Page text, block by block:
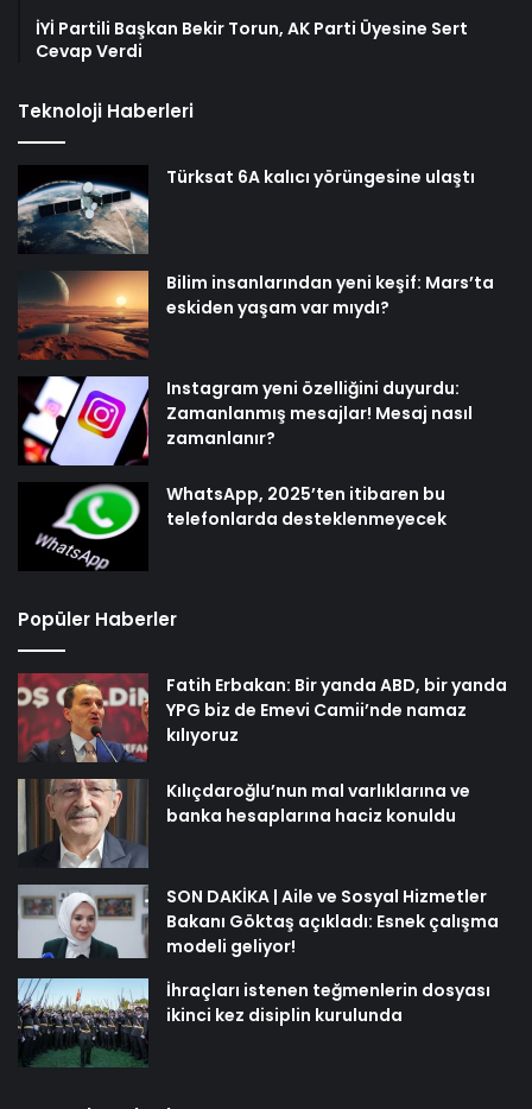
İYİ Partili Başkan Bekir Torun, AK Parti Üyesine Sert
Cevap Verdi
Teknoloji Haberleri
Türksat 6A kalıcı yörüngesine ulaştı
Bilim insanlarından yeni keşif: Mars’ta
eskiden yaşam var mıydı?
Instagram yeni özelliğini duyurdu:
Zamanlanmış mesajlar! Mesaj nasıl
zamanlanır?
WhatsApp, 2025’ten itibaren bu
telefonlarda desteklenmeyecek
Popüler Haberler
Fatih Erbakan: Bir yanda ABD, bir yanda
YPG biz de Emevi Camii’nde namaz
kılıyoruz
Kılıçdaroğlu’nun mal varlıklarına ve
banka hesaplarına haciz konuldu
SON DAKİKA | Aile ve Sosyal Hizmetler
Bakanı Göktaş açıkladı: Esnek çalışma
modeli geliyor!
İhraçları istenen teğmenlerin dosyası
ikinci kez disiplin kurulunda